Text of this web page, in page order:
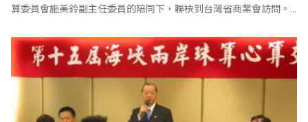
算委員會施美鈴副主任委員的陪同下，聯袂到台灣省商業會訪問。
的珠算委員會副主任委員，同時也是泛太平洋珠心算協會中華民國
總會會長廖正輝，以及珠算委員會執行顧問陳士忠、執行委員楊程
焰、廖蕙婉陪同接待。會談期間，雙方針對珠心算..